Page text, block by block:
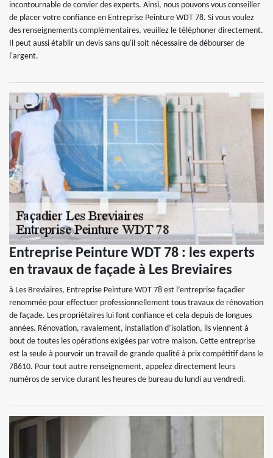
incontournable de convier des experts. Ainsi, nous pouvons vous conseiller
de placer votre confiance en Entreprise Peinture WDT 78. Si vous voulez
des renseignements complémentaires, veuillez le téléphoner directement.
Il peut aussi établir un devis sans qu'il soit nécessaire de débourser de
l'argent.
Entreprise Peinture WDT 78 : les experts
en travaux de façade à Les Breviaires
à Les Breviaires, Entreprise Peinture WDT 78 est l’entreprise façadier
renommée pour effectuer professionnellement tous travaux de rénovation
de façade. Les propriétaires lui font confiance et cela depuis de longues
années. Rénovation, ravalement, installation d’isolation, ils viennent à
bout de toutes les opérations exigées par votre maison. Cette entreprise
est la seule à pourvoir un travail de grande qualité à prix compétitif dans le
78610. Pour tout autre renseignement, appelez directement leurs
numéros de service durant les heures de bureau du lundi au vendredi.